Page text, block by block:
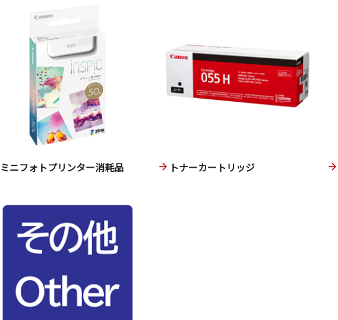
ミニフォトプリンター消耗品 トナーカートリッジ